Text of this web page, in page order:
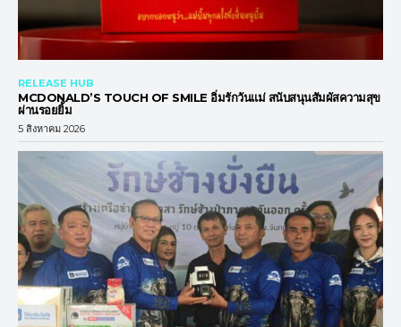
RELEASE HUB
MCDONALD’S TOUCH OF SMILE อิ่มรักวันแม่ สนับสนุนสัมผัสความสุข
ผ่านรอยยิ้ม
5 สิงหาคม 2026